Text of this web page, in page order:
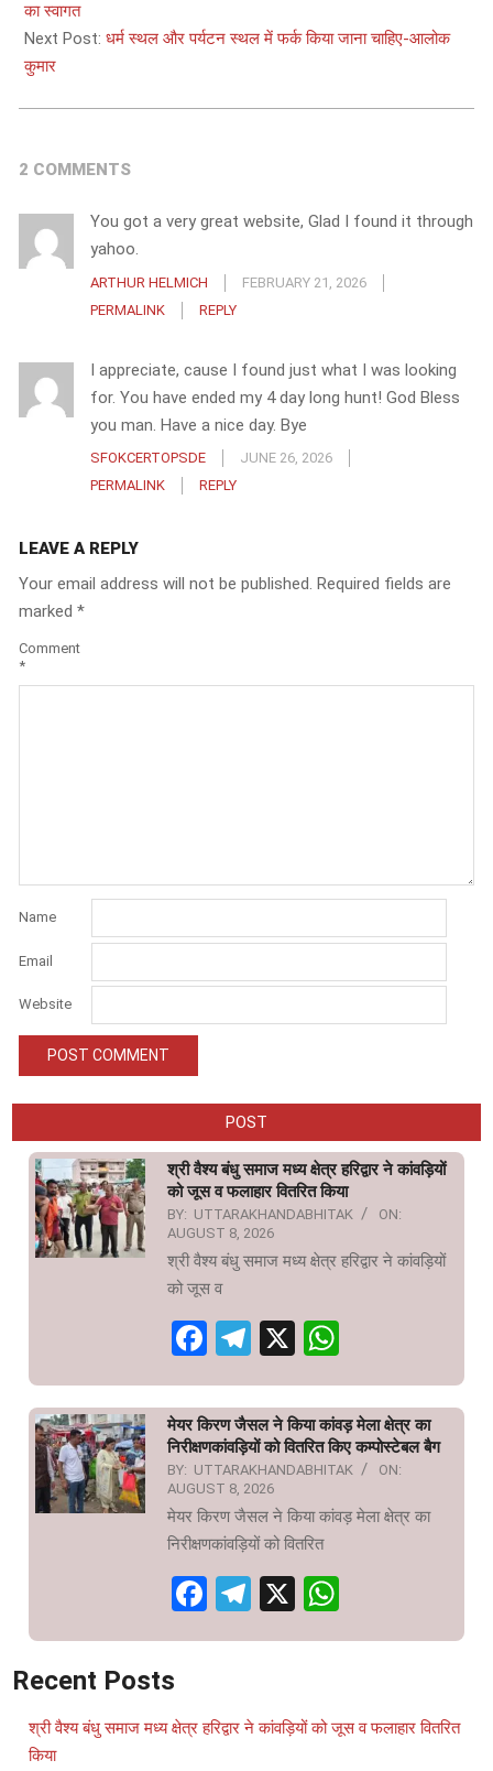
04
का स्वागत
Next Post: धर्म स्थल और पर्यटन स्थल में फर्क किया जाना चाहिए-आलोक
कुमार
2 COMMENTS
You got a very great website, Glad I found it through
yahoo.
ARTHUR HELMICH
FEBRUARY 21, 2026
PERMALINK
REPLY
I appreciate, cause I found just what I was looking
for. You have ended my 4 day long hunt! God Bless
you man. Have a nice day. Bye
SFOKCERTOPSDE
JUNE 26, 2026
PERMALINK
REPLY
LEAVE A REPLY
Your email address will not be published. Required fields are
marked *
Comment
*
Name
Email
Website
POST
श्री वैश्य बंधु समाज मध्य क्षेत्र हरिद्वार ने कांवड़ियों
को जूस व फलाहार वितरित किया
BY: UTTARAKHANDABHITAK
ON:
AUGUST 8, 2026
श्री वैश्य बंधु समाज मध्य क्षेत्र हरिद्वार ने कांवड़ियों
को जूस व
Facebook
Telegram
X
मेयर किरण जैसल ने किया कांवड़ मेला क्षेत्र का
निरीक्षणकांवड़ियों को वितरित किए कम्पोस्टेबल बैग
BY: UTTARAKHANDABHITAK
ON:
AUGUST 8, 2026
मेयर किरण जैसल ने किया कांवड़ मेला क्षेत्र का
निरीक्षणकांवड़ियों को वितरित
Facebook
Telegram
X
Recent Posts
श्री वैश्य बंधु समाज मध्य क्षेत्र हरिद्वार ने कांवड़ियों को जूस व फलाहार वितरित
किया